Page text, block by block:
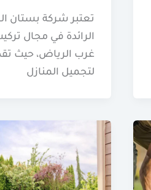
تعتبر شركة بستان
الرائدة في مجال
غرب الرياض، حيث
لتجميل المنازل